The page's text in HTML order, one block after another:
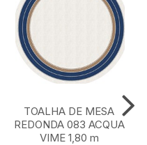
TOALHA DE MESA
REDONDA 083 ACQUA
VIME 1,80 m